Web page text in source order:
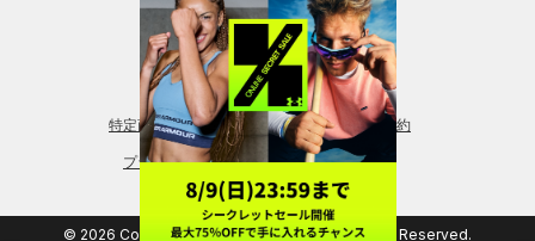
レギンス＆タイツ
特定商取引法に基づく通販の表記 会員規約
プライバシーポリシー
© 2026 Copyright DOME Corporation. All Rights Reserved.